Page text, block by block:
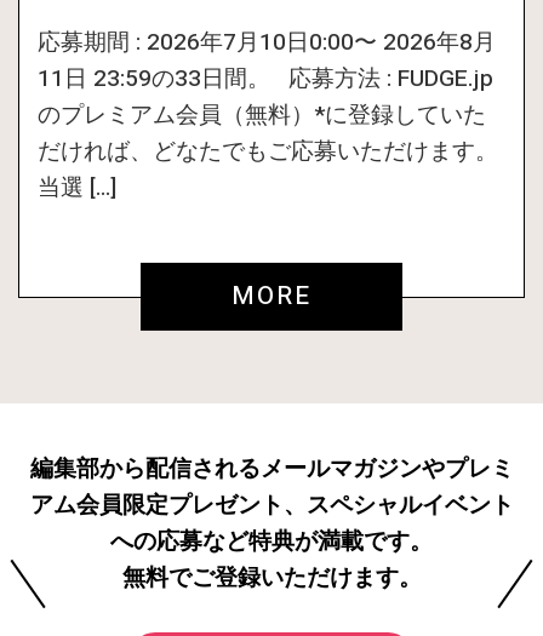
応募期間 : 2026年7月10日0:00〜 2026年8月
11日 23:59の33日間。 応募方法 : FUDGE.jp
のプレミアム会員（無料）*に登録していた
だければ、どなたでもご応募いただけます。
当選 […]
MORE
編集部から配信されるメールマガジンやプレミ
アム会員限定プレゼント、スペシャルイベント
への応募など特典が満載です。
無料でご登録いただけます。